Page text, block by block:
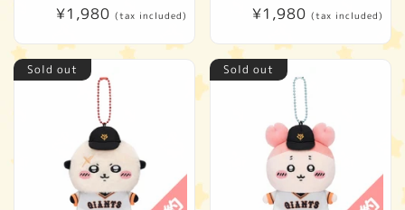
Regular
¥1,980 (tax included)
Regular
¥1,980 (tax included)
Sold out Sold out